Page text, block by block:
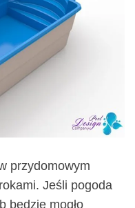
przydomowym
Jeśli pogoda
będzie mogło